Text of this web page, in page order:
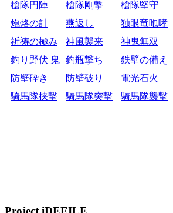
槍隊円陣
槍隊剛撃 槍隊堅守
炮烙の計
燕返し 独眼竜咆哮
祈祷の極み
神風襲来 神鬼無双
釣り野伏 鬼 釣瓶撃ち 鉄壁の備え
防壁砕き
防壁破り 電光石火
騎馬隊挟撃
騎馬隊突撃 騎馬隊襲撃